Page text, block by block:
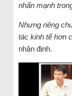
nhấn mạnh
Nhưng riêng
tác kinh tế hơn
nhận định.